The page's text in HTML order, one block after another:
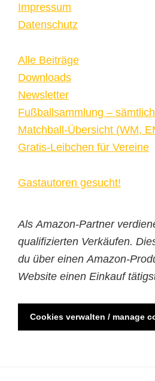
Impressum
Datenschutz
Alle Beiträge
Downloads
Newsletter
Fußballsammlung –
Matchball-Übersicht (WM,
Gratis-Leibchen für Vereine
Gastautoren gesucht!
Als Amazon-Partner
qualifizierten Verkäufen.
du über einen Amazon-
Website einen Einkauf
Cookies verwalten / manage